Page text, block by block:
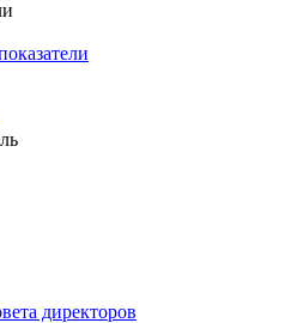
директоров